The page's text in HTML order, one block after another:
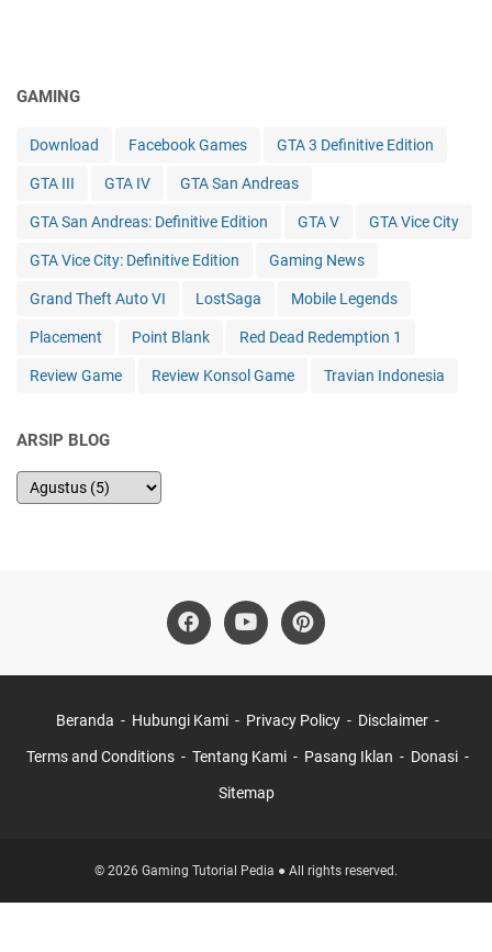
GAMING
Download Facebook Games GTA 3 Definitive Edition
GTA III GTA IV GTA San Andreas
GTA San Andreas: Definitive Edition GTA V GTA Vice City
GTA Vice City: Definitive Edition Gaming News
Grand Theft Auto VI LostSaga Mobile Legends
Placement Point Blank Red Dead Redemption 1
Review Game Review Konsol Game Travian Indonesia
ARSIP BLOG
Beranda Hubungi Kami Privacy Policy Disclaimer
Terms and Conditions Tentang Kami Pasang Iklan Donasi
Sitemap
© 2026 Gaming Tutorial Pedia ● All rights reserved.